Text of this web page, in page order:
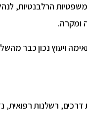
הרלבנטיות,
ומקרה.
ויעוץ נכון כבר
דרכים, רשלנות